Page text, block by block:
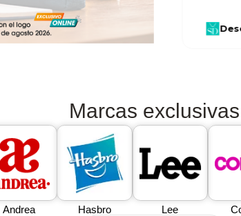
Marcas exclusivas
Andrea Hasbro Lee